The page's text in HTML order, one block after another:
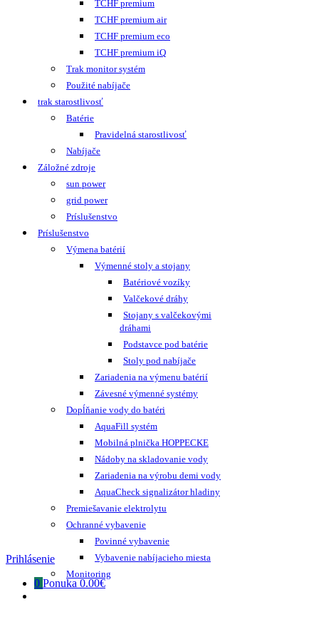
TCHF premium
TCHF premium air
TCHF premium eco
TCHF premium iQ
Trak monitor systém
Použité nabíjače
trak starostlivosť
Batérie
Pravidelná starostlivosť
Nabíjače
Záložné zdroje
sun power
grid power
Príslušenstvo
Príslušenstvo
Výmena batérií
Výmenné stoly a stojany
Batériové vozíky
Valčekové dráhy
Stojany s valčekovými
dráhami
Podstavce pod batérie
Stoly pod nabíjače
Zariadenia na výmenu batérií
Závesné výmenné systémy
Dopĺňanie vody do batéri
AquaFill systém
Mobilná plnička HOPPECKE
Nádoby na skladovanie vody
Zariadenia na výrobu demi vody
AquaCheck signalizátor hladiny
Premiešavanie elektrolytu
Ochranné vybavenie
Povinné vybavenie
Vybavenie nabíjacieho miesta
Monitoring
Prihlásenie
0 Ponuka 0.00€